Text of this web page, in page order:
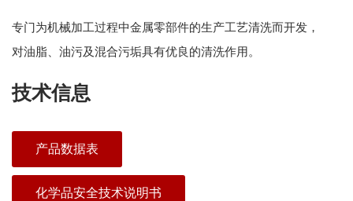
专门为机械加工过程中金属零部件的生产工艺清洗而开发，
对油脂、油污及混合污垢具有优良的清洗作用。
技术信息
产品数据表
化学品安全技术说明书